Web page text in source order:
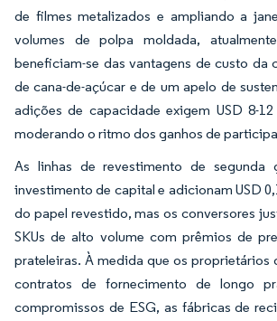
de filmes metalizados e ampliando a
volumes de polpa moldada,
beneficiam-se das vantagens de custo da
de cana-de-açúcar e de um apelo de
adições de capacidade exigem USD 8-
moderando o ritmo dos ganhos de
As linhas de revestimento de segunda
investimento de capital e adicionam USD
do papel revestido, mas os conversores
SKUs de alto volume com prêmios de
prateleiras. À medida que os proprietários
contratos de fornecimento de longo
compromissos de ESG, as fábricas de